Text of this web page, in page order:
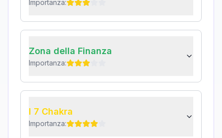
Importanza:
Zona della Finanza
Importanza:
I 7 Chakra
Importanza: